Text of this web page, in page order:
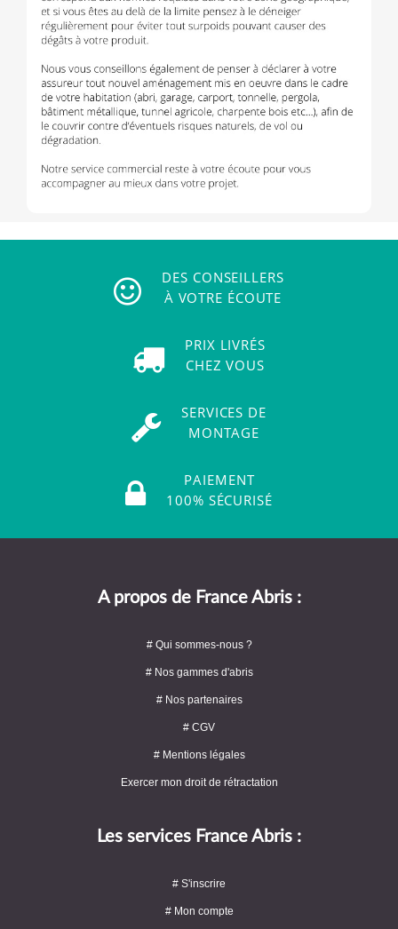
DES CONSEILLERS
À VOTRE ÉCOUTE
PRIX LIVRÉS
CHEZ VOUS
SERVICES DE
MONTAGE
PAIEMENT
100% SÉCURISÉ
A propos de France Abris :
# Qui sommes-nous ?
# Nos gammes d'abris
# Nos partenaires
# CGV
# Mentions légales
Exercer mon droit de rétractation
Les services France Abris :
# S'inscrire
# Mon compte